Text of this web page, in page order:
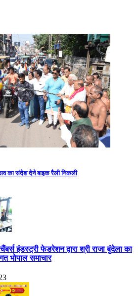
का संदेश देने बाइक रैली निकली
इंडस्ट्री फेडरेशन द्वारा श्री राजा बुंदेला का
भोपाल समाचार